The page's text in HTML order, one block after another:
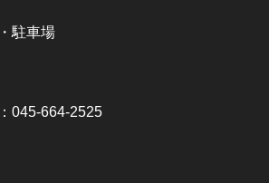
駐車場
045-664-2525